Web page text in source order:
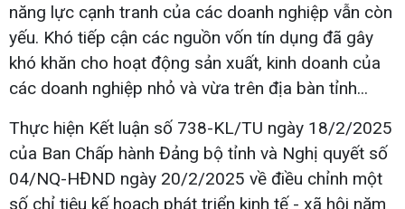
năng lực cạnh tranh của các doanh nghiệp vẫn còn
yếu. Khó tiếp cận các nguồn vốn tín dụng đã gây
khó khăn cho hoạt động sản xuất, kinh doanh của
các doanh nghiệp nhỏ và vừa trên địa bàn tỉnh...
Thực hiện Kết luận số 738-KL/TU ngày 18/2/2025
của Ban Chấp hành Đảng bộ tỉnh và Nghị quyết số
04/NQ-HĐND ngày 20/2/2025 về điều chỉnh một
số chỉ tiêu kế hoạch phát triển kinh tế - xã hội năm